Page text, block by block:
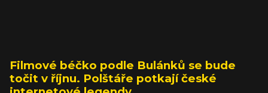
Filmové béčko podle Bulánků se bude
točit v říjnu. Polštáře potkají české